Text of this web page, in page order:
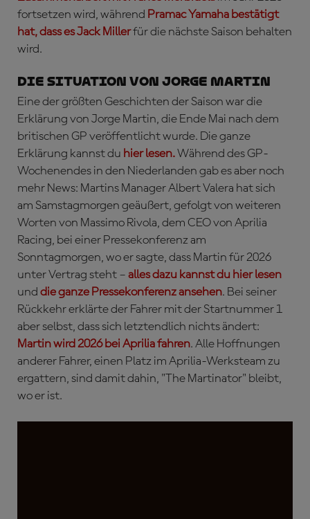
fortsetzen wird, während Pramac Yamaha bestätigt
hat, dass es Jack Millerfür die nächste Saison behalten
wird.
DIE SITUATION VON JORGE MARTIN
Eine der größten Geschichten der Saison war die
Erklärung von Jorge Martin, die Ende Mai nach dem
britischen GP veröffentlicht wurde. Die ganze
Erklärung kannst du hier lesen.Während des GP-
Wochenendes in den Niederlanden gab es aber noch
mehr News: Martins Manager Albert Valera hat sich
am Samstagmorgen geäußert, gefolgt von weiteren
Worten von Massimo Rivola, dem CEO von Aprilia
Racing, bei einer Pressekonferenz am
Sonntagmorgen, wo er sagte, dass Martin für 2026
unter Vertrag steht – alles dazu kannst du hier lesen
und die ganze Pressekonferenz ansehen. Bei seiner
Rückkehr erklärte der Fahrer mit der Startnummer 1
aber selbst, dass sich letztendlich nichts ändert:
Martin wird 2026 bei Aprilia fahren. Alle Hoffnungen
anderer Fahrer, einen Platz im Aprilia-Werksteam zu
ergattern, sind damit dahin, "The Martinator" bleibt,
wo er ist.